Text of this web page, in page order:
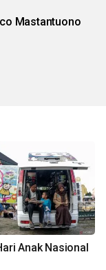
Mastantuono
Anak Nasional